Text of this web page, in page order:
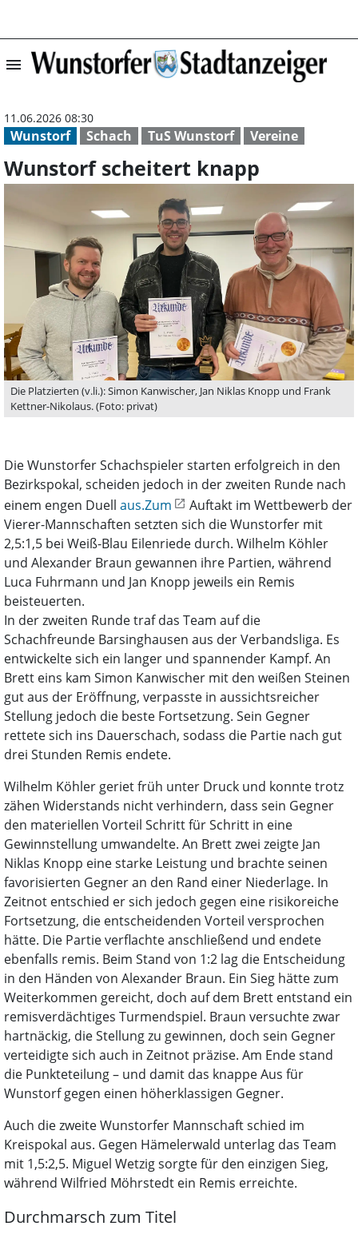
menu Wunstorf
Wunstorf Schach TuS Wunstorf Vereine
11.06.2026 08:30
Wunstorf scheitert knapp
Die Platzierten (v.li.): Simon Kanwischer, Jan Niklas Knopp und Frank
Kettner-Nikolaus. (Foto: privat)
Die Wunstorfer Schachspieler starten erfolgreich in den
Bezirkspokal, scheiden jedoch in der zweiten Runde nach
einem engen Duell aus.Zum
Auftakt im Wettbewerb der
Vierer-Mannschaften setzten sich die Wunstorfer mit
2,5:1,5 bei Weiß-Blau Eilenriede durch. Wilhelm Köhler
und Alexander Braun gewannen ihre Partien, während
Luca Fuhrmann und Jan Knopp jeweils ein Remis
beisteuerten.
In der zweiten Runde traf das Team auf die
Schachfreunde Barsinghausen aus der Verbandsliga. Es
entwickelte sich ein langer und spannender Kampf. An
Brett eins kam Simon Kanwischer mit den weißen Steinen
gut aus der Eröffnung, verpasste in aussichtsreicher
Stellung jedoch die beste Fortsetzung. Sein Gegner
rettete sich ins Dauerschach, sodass die Partie nach gut
drei Stunden Remis endete.
Wilhelm Köhler geriet früh unter Druck und konnte trotz
zähen Widerstands nicht verhindern, dass sein Gegner
den materiellen Vorteil Schritt für Schritt in eine
Gewinnstellung umwandelte. An Brett zwei zeigte Jan
Niklas Knopp eine starke Leistung und brachte seinen
favorisierten Gegner an den Rand einer Niederlage. In
Zeitnot entschied er sich jedoch gegen eine risikoreiche
Fortsetzung, die entscheidenden Vorteil versprochen
hätte. Die Partie verflachte anschließend und endete
ebenfalls remis. Beim Stand von 1:2 lag die Entscheidung
in den Händen von Alexander Braun. Ein Sieg hätte zum
Weiterkommen gereicht, doch auf dem Brett entstand ein
remisverdächtiges Turmendspiel. Braun versuchte zwar
hartnäckig, die Stellung zu gewinnen, doch sein Gegner
verteidigte sich auch in Zeitnot präzise. Am Ende stand
die Punkteteilung – und damit das knappe Aus für
Wunstorf gegen einen höherklassigen Gegner.
Auch die zweite Wunstorfer Mannschaft schied im
Kreispokal aus. Gegen Hämelerwald unterlag das Team
mit 1,5:2,5. Miguel Wetzig sorgte für den einzigen Sieg,
während Wilfried Möhrstedt ein Remis erreichte.
Durchmarsch zum Titel